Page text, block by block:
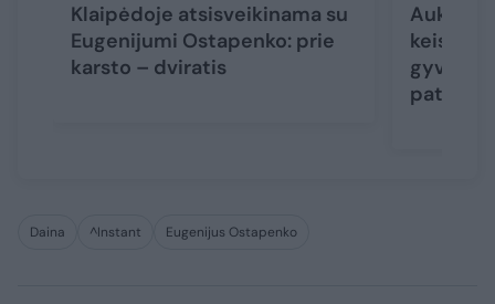
Klaipėdoje atsisveikinama su
Eugenijumi Ostapenko: prie
karsto – dviratis
gyvenu
patinka“
Daina ^Instant Eugenijus Ostapenko